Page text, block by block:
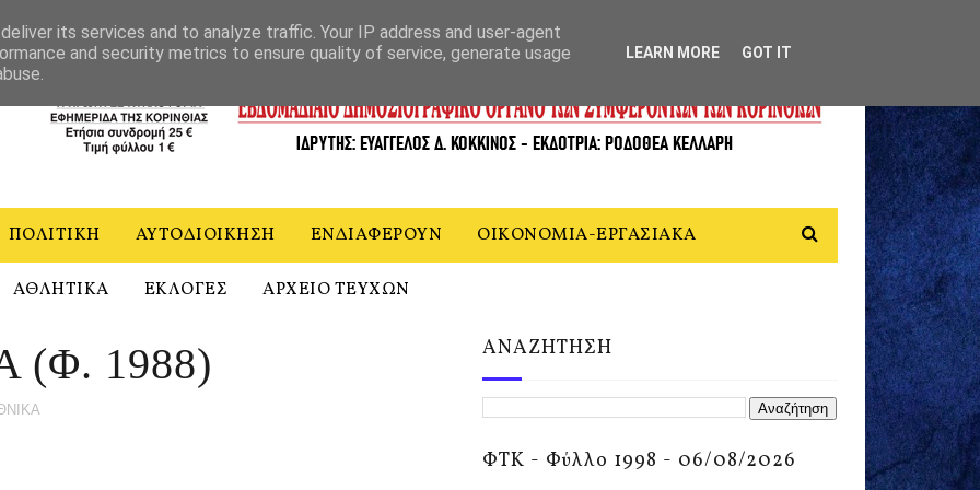
ΠΟΛΙΤΙΚΗ ΑΥΤΟΔΙΟΙΚΗΣΗ ΕΝΔΙΑΦΕΡΟΥΝ ΟΙΚΟΝΟΜΙΑ-ΕΡΓΑΣΙΑΚΑ
ΑΘΛΗΤΙΚΑ ΕΚΛΟΓΕΣ ΑΡΧΕΙΟ ΤΕΥΧΩΝ
1988) ΑΝΑΖΗΤΗΣΗ
ΦΤΚ - Φύλλο 1998 - 06/08/2026
its services and to analyze traffic. Your IP address and user-agent
and security metrics to ensure quality of service, generate usage
LEARN MORE GOT IT